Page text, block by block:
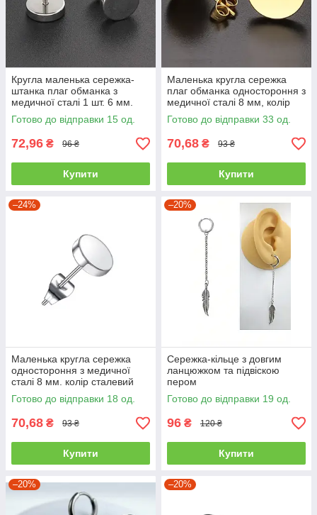
Кругла маленька сережка-
штанка плаг обманка з
медичної сталі 1 шт. 6 мм.
срібляста JAVRICK
Готово до відправки 15 од.
72,96 ₴ 96 ₴
Купити
Маленька кругла сережка
плаг обманка одностороння з
медичної сталі 8 мм, колір
золото JAVRICK
Готово до відправки 33 од.
70,68 ₴ 93 ₴
Купити
–24%
Маленька кругла сережка
одностороння з медичної
сталі 8 мм. колір сталевий
Готово до відправки 18 од.
70,68 ₴ 93 ₴
Купити
–20%
Сережка-кільце з довгим
ланцюжком та підвіскою
пером
Готово до відправки 19 од.
96 ₴ 120 ₴
Купити
–20% –20%